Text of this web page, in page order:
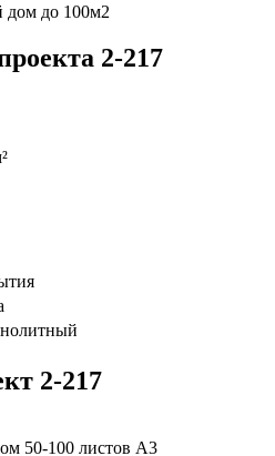
до 100м2
2-217
2-217
50-100 листов А3